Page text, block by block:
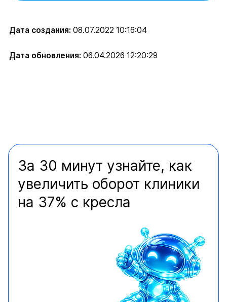
Дата создания: 08.07.2022 10:16:04
Дата обновления: 06.04.2026 12:20:29
За 30 минут узнайте, как
увеличить оборот клиники
на 37% с кресла